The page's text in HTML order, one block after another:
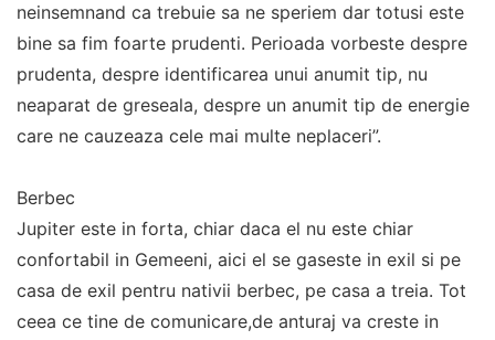
neinsemnand ca trebuie sa ne speriem dar totusi este
bine sa fim foarte prudenti. Perioada vorbeste despre
prudenta, despre identificarea unui anumit tip, nu
neaparat de greseala, despre un anumit tip de energie
care ne cauzeaza cele mai multe neplaceri”.
Berbec
Jupiter este in forta, chiar daca el nu este chiar
confortabil in Gemeeni, aici el se gaseste in exil si pe
casa de exil pentru nativii berbec, pe casa a treia. Tot
ceea ce tine de comunicare,de anturaj va creste in